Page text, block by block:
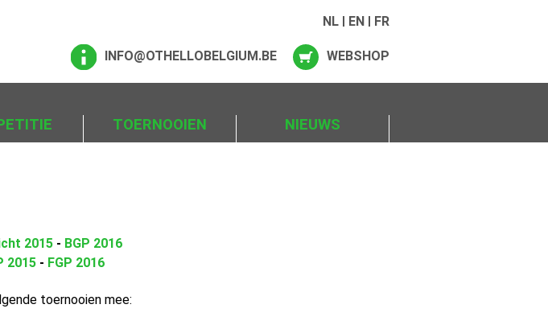
NL EN FR
INFO@OTHELLOBELGIUM.BE WEBSHOP
TOERNOOIEN NIEUWS
2015 - BGP 2016
2015- FGP 2016
toernooien mee: